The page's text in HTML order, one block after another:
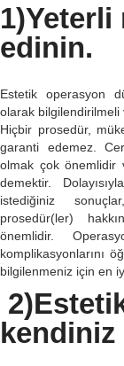
edinin.
Estetik operasyon
olarak bilgilendirilmeli
Hiçbir prosedür,
garanti edemez.
olmak çok önemlidir
demektir.
istediğiniz
prosedür(ler)
önemlidir.
komplikasyonlarını
bilgilenmeniz için en
kendiniz